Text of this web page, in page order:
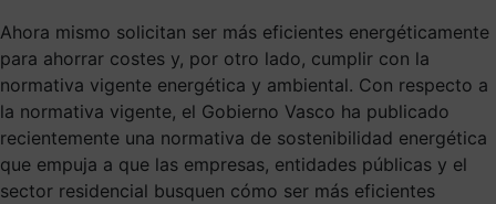
Ahora mismo solicitan ser más eficientes energéticamente
para ahorrar costes y, por otro lado, cumplir con la
normativa vigente energética y ambiental. Con respecto a
la normativa vigente, el Gobierno Vasco ha publicado
recientemente una normativa de sostenibilidad energética
que empuja a que las empresas, entidades públicas y el
sector residencial busquen cómo ser más eficientes